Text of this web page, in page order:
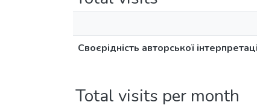
Своєрідність авторської
Total visits per month